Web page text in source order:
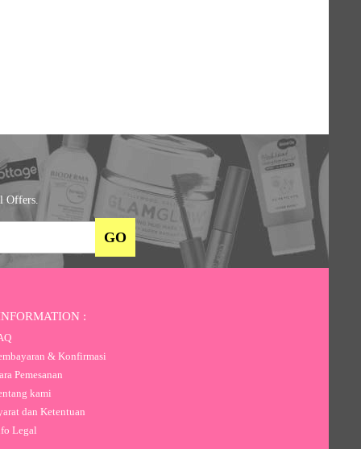
Offers.
:
& Konfirmasi
Pemesanan
kami
dan Ketentuan
Legal